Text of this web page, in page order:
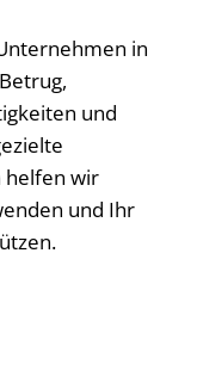
in
und
helfen wir
und Ihr